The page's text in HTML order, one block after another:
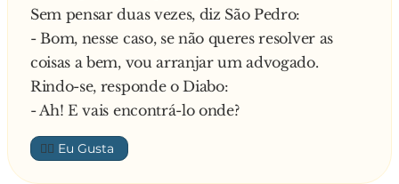
Sem pensar duas vezes, diz São Pedro:
- Bom, nesse caso, se não queres resolver as
coisas a bem, vou arranjar um advogado.
Rindo-se, responde o Diabo:
- Ah! E vais encontrá-lo onde?
👍🏼